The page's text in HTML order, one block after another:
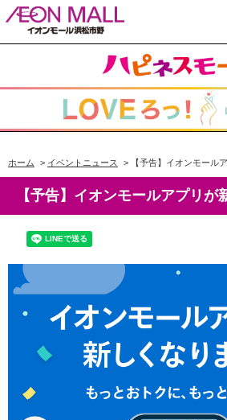
ホーム > イベントニュース > 【予告】イオンモール
【予告】イオンモールアプリが